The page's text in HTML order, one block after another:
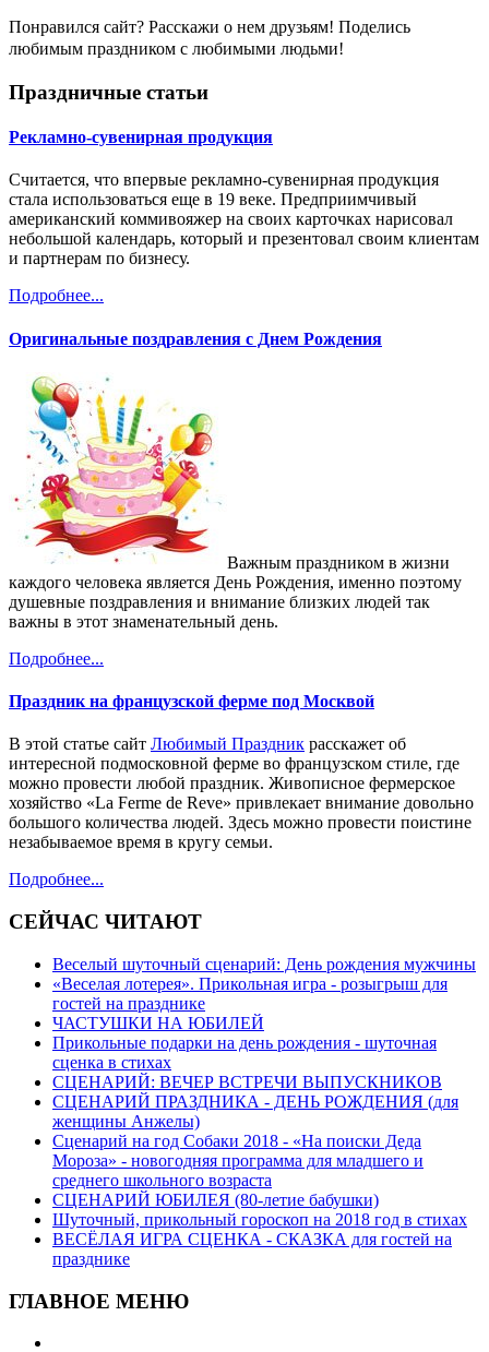
Понравился сайт? Расскажи о нем друзьям! Поделись
любимым праздником с любимыми людьми!
Праздничные статьи
Рекламно-сувенирная продукция
Считается, что впервые рекламно-сувенирная продукция
стала использоваться еще в 19 веке. Предприимчивый
американский коммивояжер на своих карточках нарисовал
небольшой календарь, который и презентовал своим клиентам
и партнерам по бизнесу.
Подробнее...
Оригинальные поздравления с Днем Рождения
Важным праздником в жизни
каждого человека является День Рождения, именно поэтому
душевные поздравления и внимание близких людей так
важны в этот знаменательный день.
Подробнее...
Праздник на французской ферме под Москвой
В этой статье сайт Любимый Праздник расскажет об
интересной подмосковной ферме во французском стиле, где
можно провести любой праздник. Живописное фермерское
хозяйство «La Ferme de Reve» привлекает внимание довольно
большого количества людей. Здесь можно провести поистине
незабываемое время в кругу семьи.
Подробнее...
СЕЙЧАС ЧИТАЮТ
Веселый шуточный сценарий: День рождения мужчины
«Веселая лотерея». Прикольная игра - розыгрыш для
гостей на празднике
ЧАСТУШКИ НА ЮБИЛЕЙ
Прикольные подарки на день рождения - шуточная
сценка в стихах
СЦЕНАРИЙ: ВЕЧЕР ВСТРЕЧИ ВЫПУСКНИКОВ
СЦЕНАРИЙ ПРАЗДНИКА - ДЕНЬ РОЖДЕНИЯ (для
женщины Анжелы)
Сценарий на год Собаки 2018 - «На поиски Деда
Мороза» - новогодняя программа для младшего и
среднего школьного возраста
СЦЕНАРИЙ ЮБИЛЕЯ (80-летие бабушки)
Шуточный, прикольный гороскоп на 2018 год в стихах
ВЕСЁЛАЯ ИГРА СЦЕНКА - СКАЗКА для гостей на
празднике
ГЛАВНОЕ МЕНЮ